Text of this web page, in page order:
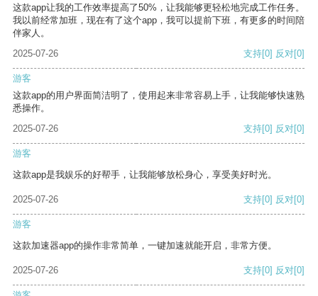
这款app让我的工作效率提高了50%，让我能够更轻松地完成工作任务。
我以前经常加班，现在有了这个app，我可以提前下班，有更多的时间陪
伴家人。
2025-07-26
支持[0] 反对[0]
游客
这款app的用户界面简洁明了，使用起来非常容易上手，让我能够快速熟
悉操作。
2025-07-26
支持[0] 反对[0]
游客
这款app是我娱乐的好帮手，让我能够放松身心，享受美好时光。
2025-07-26 支持[0] 反对[0]
游客
这款加速器app的操作非常简单，一键加速就能开启，非常方便。
2025-07-26 支持[0] 反对[0]